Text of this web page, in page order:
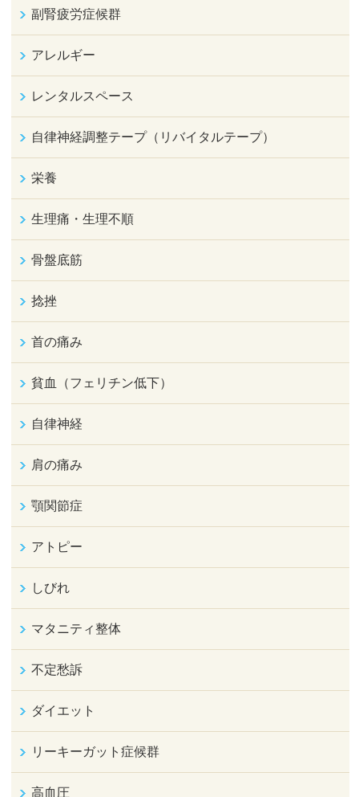
副腎疲労症候群
アレルギー
レンタルスペース
自律神経調整テープ（リバイタルテープ）
栄養
生理痛・生理不順
骨盤底筋
捻挫
首の痛み
貧血（フェリチン低下）
自律神経
肩の痛み
顎関節症
アトピー
しびれ
マタニティ整体
不定愁訴
ダイエット
リーキーガット症候群
高血圧